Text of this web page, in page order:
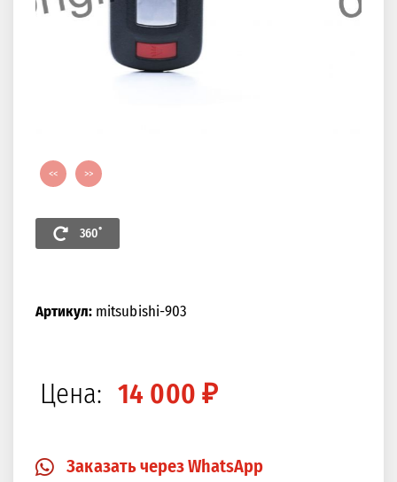
<< >>
360˚
Артикул:mitsubishi-903
Цена: 14 000 ₽
Заказать через WhatsApp